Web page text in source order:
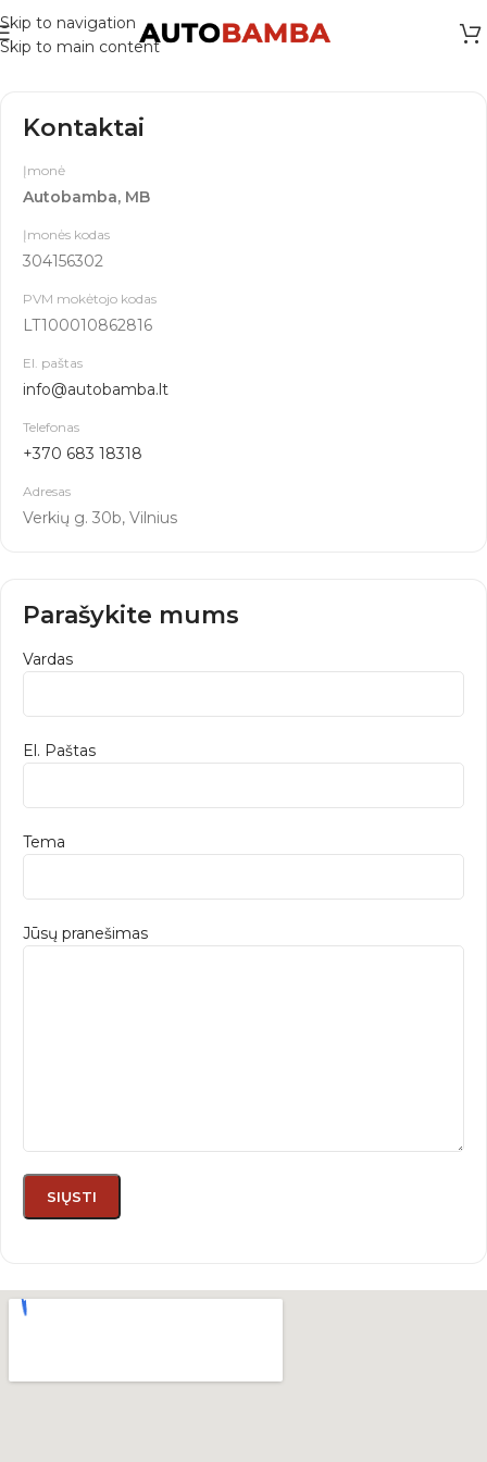
Skip to navigation
Skip to main content
Kontaktai
Įmonė
Autobamba, MB
Įmonės kodas
304156302
PVM mokėtojo kodas
LT100010862816
El. paštas
info@autobamba.lt
Telefonas
+370 683 18318
Adresas
Verkių g. 30b, Vilnius
Parašykite mums
Vardas
El. Paštas
Tema
Jūsų pranešimas